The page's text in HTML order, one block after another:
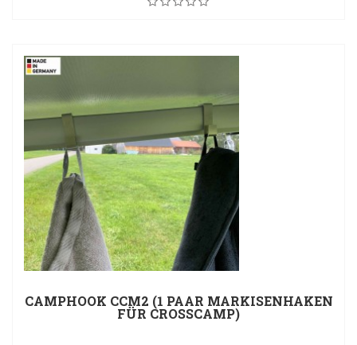
CAMPHOOK CCM2 (1 PAAR MARKISENHAKEN
FÜR CROSSCAMP)